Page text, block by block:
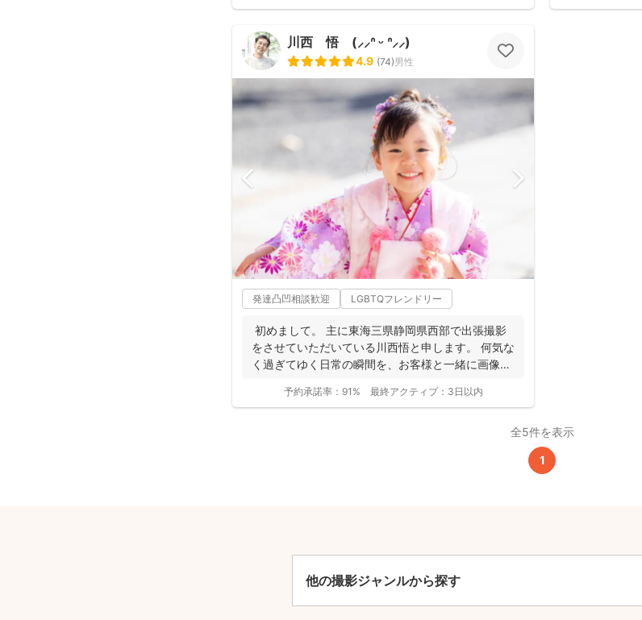
川西 悟 (⸝⸝ᐢ ᵕ ᐢ⸝⸝)
4.9 (74)男性
発達凸凹相談歓迎 LGBTQフレンドリー
初めまして。 主に東海三県静岡県西部で出張撮影
をさせていただいている川西悟と申します。 何気な
く過ぎてゆく日常の瞬間を、お客様と一緒に画像と
予約承諾率： 91% 最終アクティブ： 3日以内
全5件を表示
1
他の撮影ジャンルから探す
全ジャンル共通
平日 24,200
(税込)